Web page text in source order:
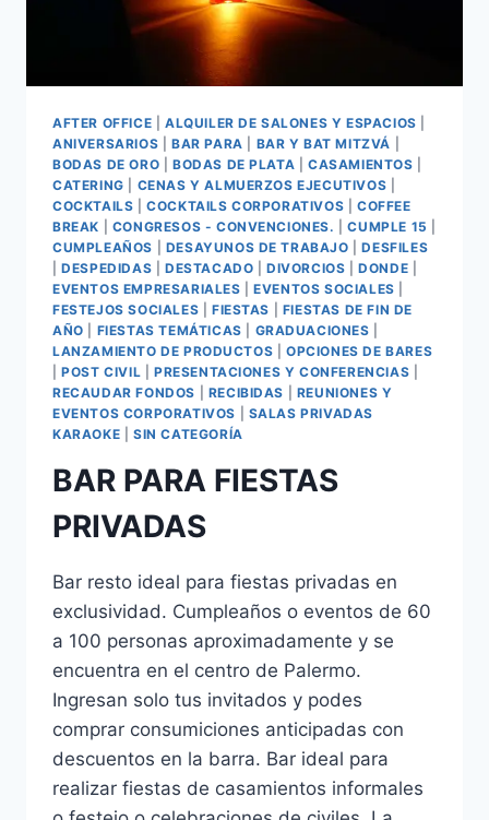
AFTER OFFICE ALQUILER DE SALONES Y ESPACIOS
ANIVERSARIOS
BAR PARA BAR Y BAT MITZVÁ
BODAS DE ORO
BODAS DE PLATA |CASAMIENTOS
CATERING
CENAS Y ALMUERZOS EJECUTIVOS
COCKTAILS |COCKTAILS CORPORATIVOS |COFFEE
BREAK
CONGRESOS - CONVENCIONES. |CUMPLE 15
CUMPLEAÑOS
DESAYUNOS DE TRABAJO |DESFILES
|DESPEDIDAS DESTACADO |DIVORCIOS |DONDE
EVENTOS EMPRESARIALES |EVENTOS SOCIALES
FESTEJOS SOCIALES
FIESTAS
FIESTAS DE FIN DE
AÑO
FIESTAS TEMÁTICAS GRADUACIONES
LANZAMIENTO DE PRODUCTOS |OPCIONES DE BARES
|POST CIVIL PRESENTACIONES Y CONFERENCIAS
RECAUDAR FONDOS
RECIBIDAS
REUNIONES Y
EVENTOS CORPORATIVOS
SALAS PRIVADAS
KARAOKE
SIN CATEGORÍA
BAR PARA FIESTAS
PRIVADAS
Bar resto ideal para fiestas privadas en
exclusividad. Cumpleaños o eventos de 60
a 100 personas aproximadamente y se
encuentra en el centro de Palermo.
Ingresan solo tus invitados y podes
comprar consumiciones anticipadas con
descuentos en la barra. Bar ideal para
realizar fiestas de casamientos informales